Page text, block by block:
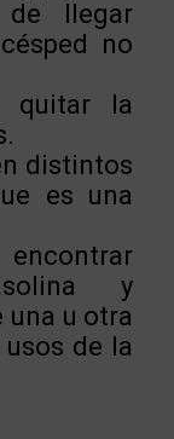
de llegar
no
quitar la
distintos
es una
y
u otra
de la